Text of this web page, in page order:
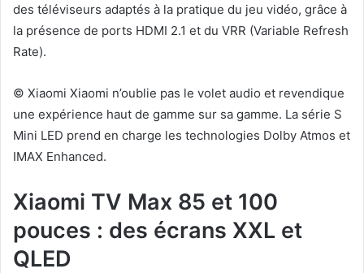
des téléviseurs adaptés à la pratique du jeu vidéo, grâce à
la présence de ports HDMI 2.1 et du VRR (Variable Refresh
Rate).
© Xiaomi Xiaomi n’oublie pas le volet audio et revendique
une expérience haut de gamme sur sa gamme. La série S
Mini LED prend en charge les technologies Dolby Atmos et
IMAX Enhanced.
Xiaomi TV Max 85 et 100
pouces : des écrans XXL et
QLED